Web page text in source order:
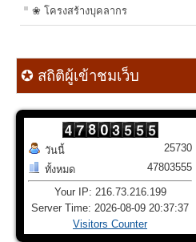
❀ โครงสร้างบุคลากร
✪ สถิติผู้เข้าชมเว็บ
วันนี้
ทั้งหมด
25730
47803555
Your IP: 216.73.216.199
Server Time: 2026-08-09 20:37:37
Visitors Counter